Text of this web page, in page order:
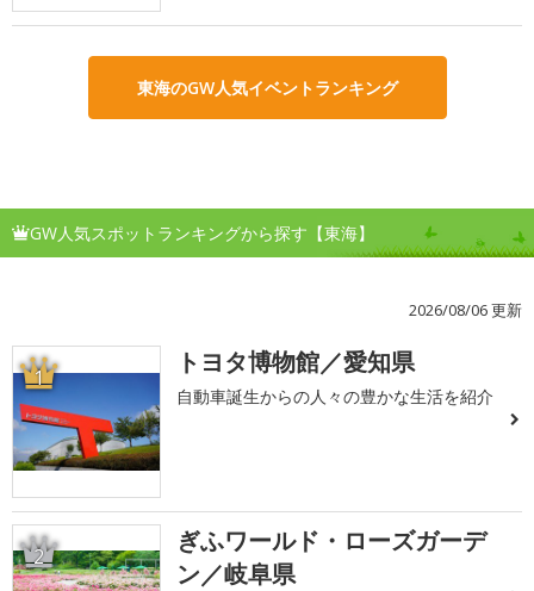
東海のGW人気イベントランキング
GW人気スポットランキングから探す【東海】
2026/08/06 更新
1 トヨタ博物館／愛知県
自動車誕生からの人々の豊かな生活を紹介
2
ぎふワールド・ローズガーデ
ン／岐阜県